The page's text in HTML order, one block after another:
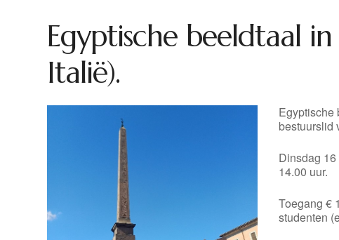
Egyptische beeldtaal
Italië).
Egyptische
bestuurslid
Dinsdag
14.00 uur.
Toegang €
studenten